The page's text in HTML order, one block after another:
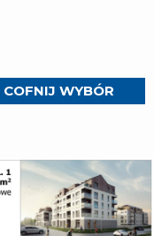
COFNIJ WYBÓR